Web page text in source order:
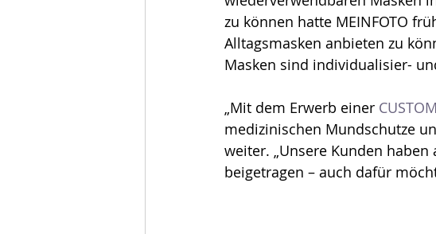
zu können hatte MEINFOTO
Alltagsmasken anbieten zu
Masken sind individualisier-
„Mit dem Erwerb einer
medizinischen Mundschutze
weiter. „Unsere Kunden
beigetragen – auch dafür